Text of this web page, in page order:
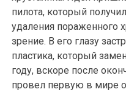
пилота, который
удаления пораженного
зрение. В его глазу
пластика, который
году, вскоре после
провел первую в мире